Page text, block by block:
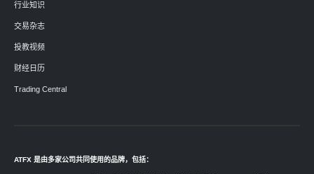
行业知识
交易杂志
投教视频
财经日历
Trading Central
ATFX 是由多家公司共同使用的品牌，包括：